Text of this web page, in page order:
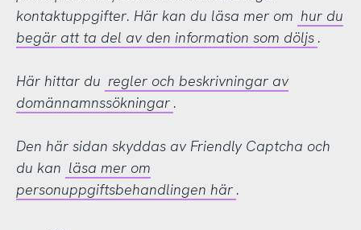
kontaktuppgifter. Här kan du läsa mer om hur du
begär att ta del av den information som döljs .
Här hittar du regler och beskrivningar av
domännamnssökningar .
Den här sidan skyddas av Friendly Captcha och
du kan läsa mer om
personuppgiftsbehandlingen här .